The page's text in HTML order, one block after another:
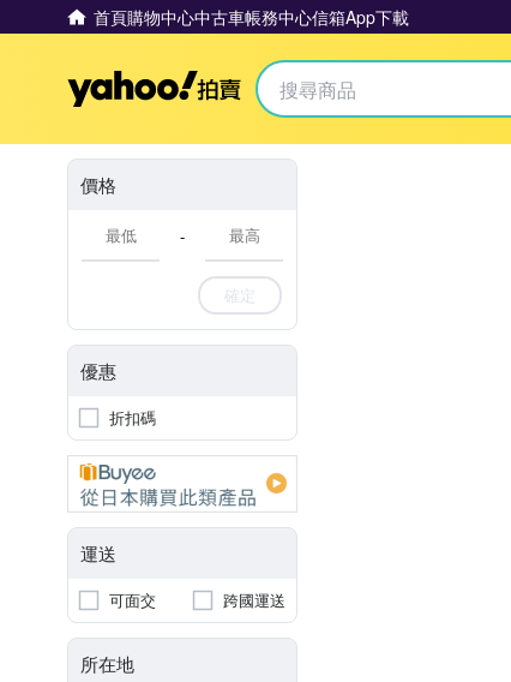
首頁購物中心中古車帳務中心信箱App下載
Yahoo拍賣
價格
-
確定
優惠
折扣碼
運送
可面交 跨國運送
所在地